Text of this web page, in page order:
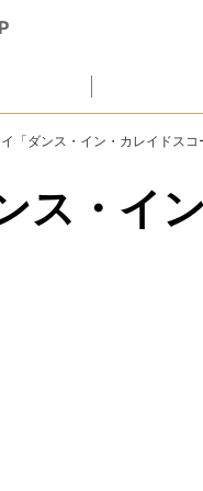
「ダンス・イン・カレイドスコ
ス・イ